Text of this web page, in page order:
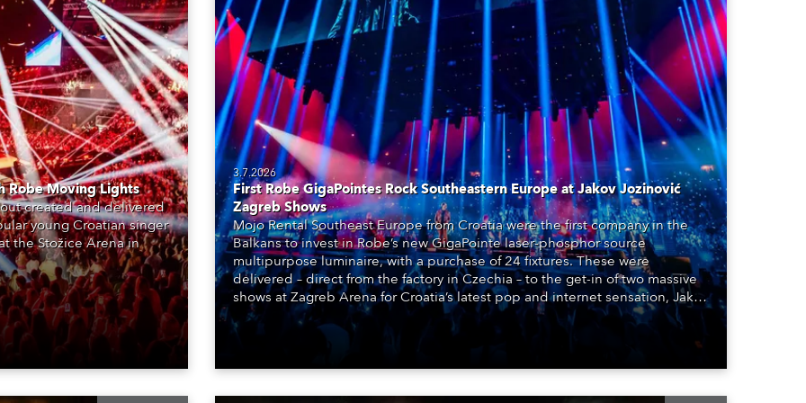
technology SHED
Deutschland
Frankreich
Tschechien und Slowakei
Internationaler Vertrieb
Global
Europa
Russischsprachige Gebiete
Business Development
Robe Moving Lights
created and delivered
young Croatian singer
the Stožice Arena in
3.7.2026
First Robe GigaPointes Rock Southeastern Europe at Jakov Jozinović
Zagreb Shows
Mojo Rental Southeast Europe from Croatia were the first company in the
Balkans to invest in Robe’s new GigaPointe laser-phosphor source
multipurpose luminaire, with a purchase of 24 fixtures. These were
delivered – direct from the factory in Czechia – to the get-in of two massive
shows at Zagreb Arena for Croatia’s latest pop and internet sensation, Jakov
Jozinović.